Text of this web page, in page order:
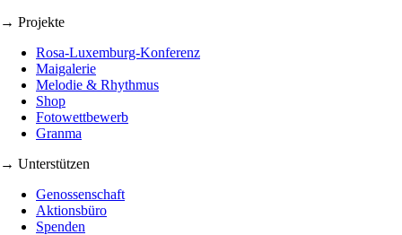
→ Projekte
Rosa-Luxemburg-Konferenz
Maigalerie
Melodie & Rhythmus
Shop
Fotowettbewerb
Granma
→ Unterstützen
Genossenschaft
Aktionsbüro
Spenden